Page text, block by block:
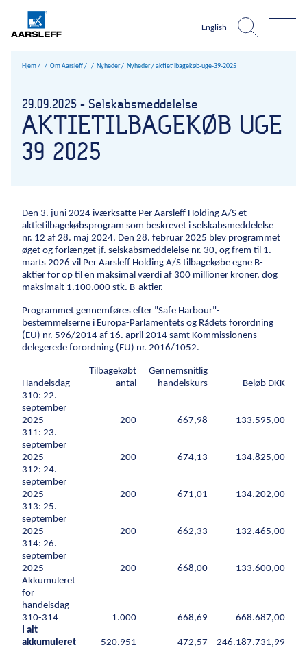
English
Aarsleff world
Havnen
Byggegrube niveau 3Spunsvægge niveau 3
Villakvarteret
Kabelarbejde
Kompetencer
Infrastruktur
Veje og trafikanlæg
Klimatilpasning
Miljø
Referencer
Om Aarsleff
Historie
19471970’erne1979 1980’erne19841990’erne1998
Værdier
Bæredygtighed
Arbejdsmiljø
Kvalitetsstyring
Miljøledelse
Samfundsansvar
Direktion og bestyrelse
One Company-samarbejde
Anlæg & Byggeri
Rørteknik
Fundering
Materiel Anlæg & Byggeri
Medarbejderaktier
Innovationsplatform
Kontakt
Investorer
Investor relations
Karriere
Mangfoldighed Ledige stillinger Uopfordrede
Leverandører
For leverandører
Presse
Presse
Infrastruktur
Veje og trafikanlæg
Havne og vandbygning
Mining
Drikkevand
Geoteknisk undersøgelse
Sportsanlæg
Klimatilpasning
Kloak
Kystsikring
Miljø
Bassinanlæg
Jorddepoter
Affaldshåndtering
Faldstammer
Ventilationskanaler
Tv-inspektion
Energi
Om Aarsleff
Nyheder
Historie
Værdier
Arbejdsmiljø
Kvalitetsstyring
Miljøledelse
Samfundsansvar
bestyrelse
One Company-
samarbejde
Rørteknik
Fundering
Materiel Anlæg &
Byggeri
Medarbejderaktier
Innovationsplatform
Hvad er
One
Hjem Om Aarsleff Nyheder Nyheder /aktietilbagekøb-uge-39-2025
29.09.2025 - Selskabsmeddelelse
AKTIETILBAGEKØB UGE
39 2025
Den 3. juni 2024 iværksatte Per Aarsleff Holding A/S et
aktietilbagekøbsprogram som beskrevet i selskabsmeddelelse
nr. 12 af 28. maj 2024. Den 28. februar 2025 blev programmet
øget og forlænget jf. selskabsmeddelelse nr. 30, og frem til 1.
marts 2026 vil Per Aarsleff Holding A/S tilbagekøbe egne B-
aktier for op til en maksimal værdi af 300 millioner kroner, dog
maksimalt 1.100.000 stk. B-aktier.
Programmet gennemføres efter "Safe Harbour"-
bestemmelserne i Europa-Parlamentets og Rådets forordning
(EU) nr. 596/2014 af 16. april 2014 samt Kommissionens
delegerede forordning (EU) nr. 2016/1052.
Handelsdag
Tilbagekøbt
antal
Gennemsnitlig
handelskurs
Beløb DKK
310: 22.
september
2025
200 667,98
133.595,00
311: 23.
september
2025
200 674,13
134.825,00
312: 24.
september
2025
200 671,01
134.202,00
313: 25.
september
2025
200 662,33
132.465,00
314: 26.
september
2025
200 668,00
133.600,00
Akkumuleret
for
handelsdag
310-314
1.000 668,69
668.687,00
I alt
akkumuleret
520.951 472,57 246.187.731,99